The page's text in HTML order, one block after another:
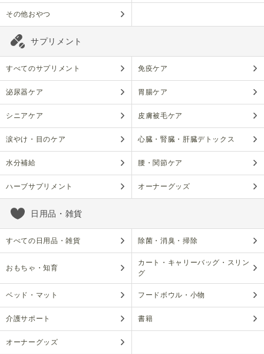
その他おやつ
サプリメント
すべてのサプリメント 免疫ケア
泌尿器ケア 胃腸ケア
シニアケア 皮膚被毛ケア
涙やけ・目のケア 心臓・腎臓・肝臓デトックス
水分補給 腰・関節ケア
ハーブサプリメント オーナーグッズ
日用品・雑貨
すべての日用品・雑貨 除菌・消臭・掃除
おもちゃ・知育
カート・キャリーバッグ・スリン
グ
ベッド・マット フードボウル・小物
介護サポート 書籍
オーナーグッズ